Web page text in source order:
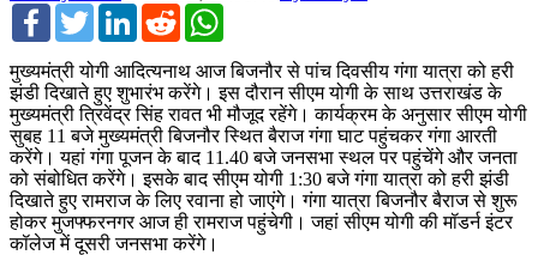
FacebookTwitterLinkedInReddit
मुख्यमंत्री योगी आदित्यनाथ आज बिजनौर से पांच दिवसीय गंगा यात्रा को हरी
झंडी दिखाते हुए शुभारंभ करेंगे। इस दौरान सीएम योगी के साथ उत्तराखंड के
मुख्यमंत्री त्रिवेंद्र सिंह रावत भी मौजूद रहेंगे। कार्यक्रम के अनुसार सीएम योगी
सुबह 11 बजे मुख्यमंत्री बिजनौर स्थित बैराज गंगा घाट पहुंचकर गंगा आरती
करेंगे। यहां गंगा पूजन के बाद 11.40 बजे जनसभा स्थल पर पहुंचेंगे और जनता
को संबोधित करेंगे। इसके बाद सीएम योगी 1:30 बजे गंगा यात्रा को हरी झंडी
दिखाते हुए रामराज के लिए रवाना हो जाएंगे। गंगा यात्रा बिजनौर बैराज से शुरू
होकर मुजफ्फरनगर आज ही रामराज पहुंचेगी। जहां सीएम योगी की मॉडर्न इंटर
कॉलेज में दूसरी जनसभा करेंगे।